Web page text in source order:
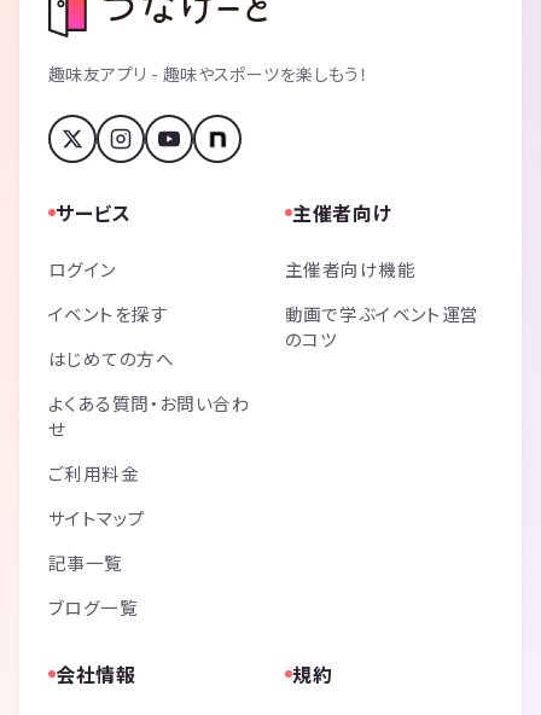
趣味友アプリ - 趣味やスポーツを楽しもう！
サービス
ログイン
イベントを探す
はじめての方へ
よくある質問・お問い合わ
せ
ご利用料金
サイトマップ
記事一覧
ブログ一覧
主催者向け
主催者向け機能
動画で学ぶイベント運営
のコツ
会社情報 規約